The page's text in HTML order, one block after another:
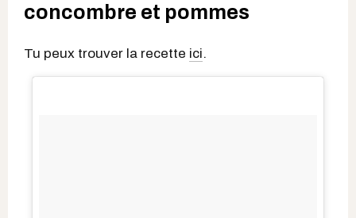
concombre et pommes
Tu peux trouver la recette ici.